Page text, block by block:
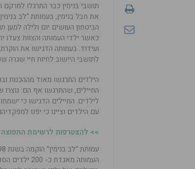
תושבי בנימין כבר התרגלו
את חבל בנימין, בעמותת “לב
הביטחון העושים יום ולילה
כאשר ילדי העמותה והצוות צעדו
ועידוד. בעמותה הדגישו את
לתושבי היישוב לחיות חיי שגרה
הילדים התרגשו מאוד מההכנות
החיילים, שהתרגשו אף הם: נוצרו
לילדים. החיילים הדגישו כי
עם הילדים וציינו כי יפנו
>> להצטרפות לרשימת התפוצה
העמותה